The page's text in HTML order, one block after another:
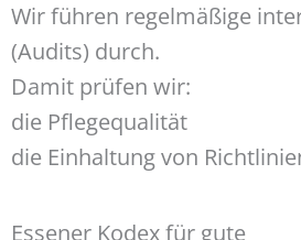
Wir führen regelmäßige
(Audits) durch.
Damit prüfen wir:
die Pflegequalität
die Einhaltung von
Essener Kodex für gute